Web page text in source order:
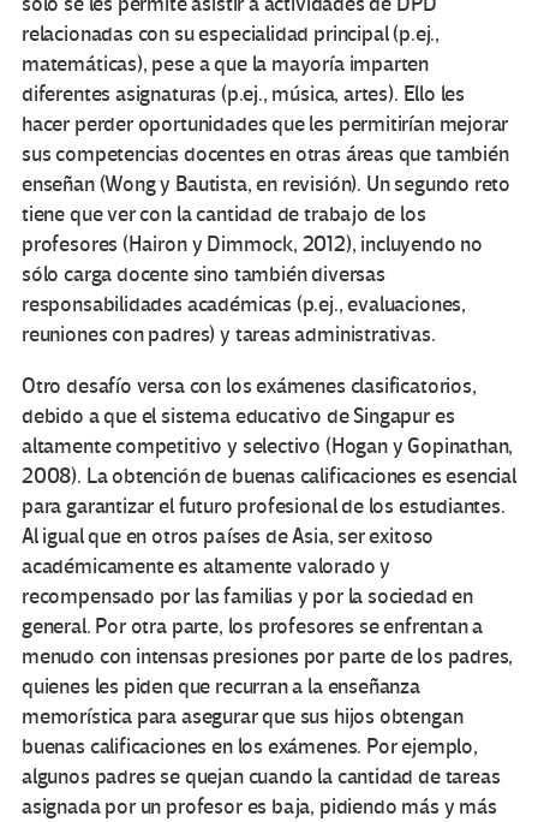
relacionadas con su especialidad principal (p.ej.,
matemáticas), pese a que la mayoría imparten
diferentes asignaturas (p.ej., música, artes). Ello les
hacer perder oportunidades que les permitirían mejorar
sus competencias docentes en otras áreas que también
enseñan (Wong y Bautista, en revisión). Un segundo reto
tiene que ver con la cantidad de trabajo de los
profesores (Hairon y Dimmock, 2012), incluyendo no
sólo carga docente sino también diversas
responsabilidades académicas (p.ej., evaluaciones,
reuniones con padres) y tareas administrativas.
Otro desafío versa con los exámenes clasificatorios,
debido a que el sistema educativo de Singapur es
altamente competitivo y selectivo (Hogan y Gopinathan,
2008). La obtención de buenas calificaciones es esencial
para garantizar el futuro profesional de los estudiantes.
Al igual que en otros países de Asia, ser exitoso
académicamente es altamente valorado y
recompensado por las familias y por la sociedad en
general. Por otra parte, los profesores se enfrentan a
menudo con intensas presiones por parte de los padres,
quienes les piden que recurran a la enseñanza
memorística para asegurar que sus hijos obtengan
buenas calificaciones en los exámenes. Por ejemplo,
algunos padres se quejan cuando la cantidad de tareas
asignada por un profesor es baja, pidiendo más y más